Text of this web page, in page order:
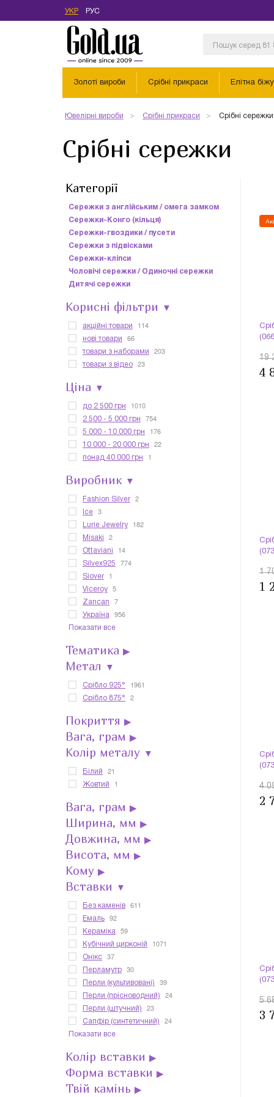
УКР РУС
Золоті вироби Срібні прикраси Елітна
Ювелірні вироби Срібні прикраси Срібні сережки
Срібні сережки
Категорії
Сережки з англійським / омега замком
Сережки-Конго (кільця)
Сережки-гвоздики / пусети
Сережки з підвісками
Сережки-кліпси
Чоловічі сережки / Одиночні сережки
Дитячі сережки
Корисні фільтри ▼
акційні товари 114
нові товари 66
товари з наборами 203
товари з відео 23
Ціна ▼
до 2 500 грн 1010
2 500 - 5 000 грн 754
5 000 - 10 000 грн 176
10 000 - 20 000 грн 22
понад 40 000 грн 1
Виробник ▼
Fashion Silver 2
Ice 3
Lurie Jewelry 182
Misaki 2
Ottaviani 14
Silvex925 774
Siover 1
Viceroy 5
Zancan 7
Україна 956
Показати все
Тематика ▶
Метал ▼
Срібло 925° 1961
Срібло 875° 2
Покриття ▶
Вага, грам ▶
Колір металу ▼
Білий 21
Жовтий 1
Вага, грам ▶
Ширина, мм ▶
Довжина, мм ▶
Висота, мм ▶
Кому ▶
Вставки ▼
Без каменів 611
Емаль 92
Кераміка 59
Кубічний цирконій 1071
Онікс 37
Перламутр 30
Перли (культивовані) 39
Перли (прісноводний) 24
Перли (штучний) 23
Сапфір (синтетичний) 24
Показати все
Колір вставки ▶
Форма вставки ▶
Твій камінь ▶
19
4
1
1
4
2
5
3